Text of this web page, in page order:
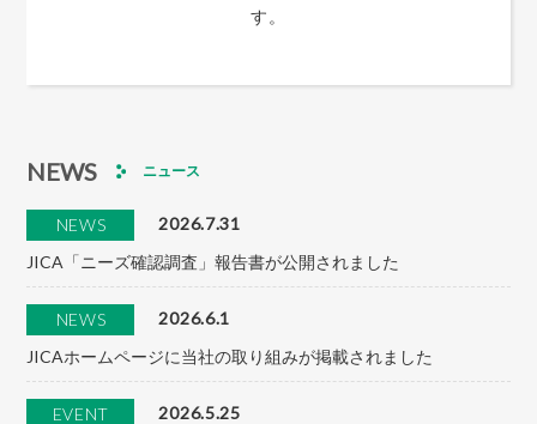
す。
NEWS ニュース
NEWS
2026.7.31
JICA「ニーズ確認調査」報告書が公開されました
NEWS
2026.6.1
JICAホームページに当社の取り組みが掲載されました
EVENT
2026.5.25